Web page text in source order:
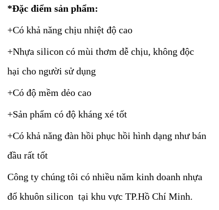
*Đặc điểm sản phẩm:
+Có khả năng chịu nhiệt độ cao
+Nhựa silicon có mùi thơm dễ chịu, không độc
hại cho người sử dụng
+Có độ mềm dẻo cao
+Sản phẩm có độ kháng xé tốt
+Có khả năng đàn hồi phục hồi hình dạng như bán
đầu rất tốt
Công ty chúng tôi có nhiều năm kinh doanh nhựa
đổ khuôn silicon tại khu vực TP.Hồ Chí Minh.